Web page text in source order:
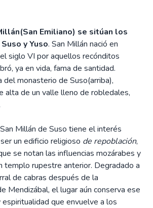
Emiliano) se sitúan los
y Yuso. San Millán nació en
siglo VI por aquellos recónditos
ya en vida, fama de santidad.
del monasterio de Suso(arriba),
alta de un valle lleno de robledales,
Millán de Suso tiene el interés
un edificio religioso de repoblación,
se notan las influencias mozárabes y
templo rupestre anterior. Degradado a
de cabras después de la
Mendizábal, el lugar aún conserva ese
que envuelve a los